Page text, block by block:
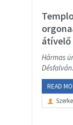
átívelő
Hármas
READ